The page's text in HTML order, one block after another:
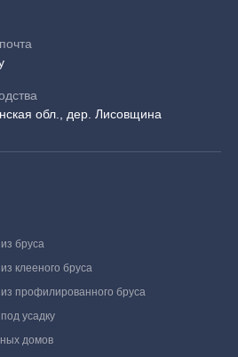
обл., дер. Лисовщина
бруса
клееного бруса
профилированного бруса
усадку
домов